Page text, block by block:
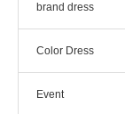
brand dress
Color Dress
Event